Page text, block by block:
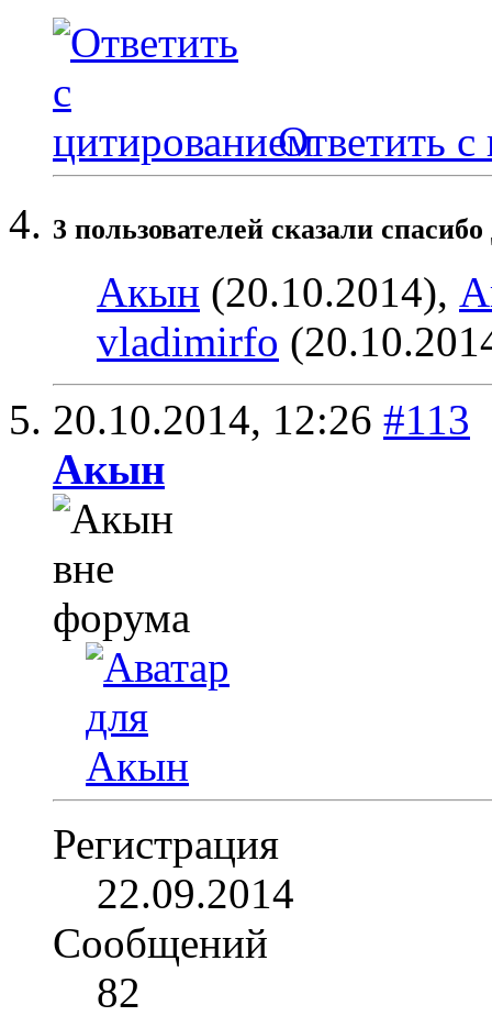
Ответить с
3 пользователей сказали
Aкын (20.10.2014),
vladimirfo
20.10.2014, 12:26 #113
Aкын
Регистрация
22.09.2014
Сообщений
82